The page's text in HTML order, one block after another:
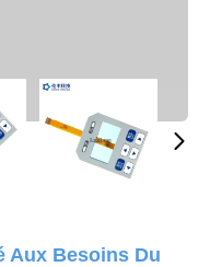
Aux Besoins Du